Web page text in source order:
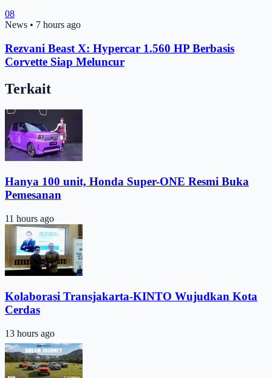
08
News • 7 hours ago
Rezvani Beast X: Hypercar 1.560 HP Berbasis
Corvette Siap Meluncur
Terkait
Hanya 100 unit, Honda Super-ONE Resmi Buka
Pemesanan
11 hours ago
Kolaborasi Transjakarta-KINTO Wujudkan Kota
Cerdas
13 hours ago